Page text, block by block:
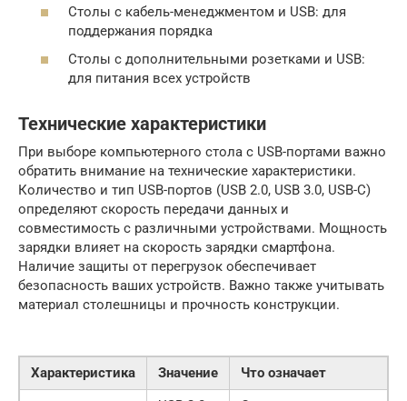
Столы с кабель-менеджментом и USB: для
поддержания порядка
Столы с дополнительными розетками и USB:
для питания всех устройств
Технические характеристики
При выборе компьютерного стола с USB-портами важно
обратить внимание на технические характеристики.
Количество и тип USB-портов (USB 2.0, USB 3.0, USB-C)
определяют скорость передачи данных и
совместимость с различными устройствами. Мощность
зарядки влияет на скорость зарядки смартфона.
Наличие защиты от перегрузок обеспечивает
безопасность ваших устройств. Важно также учитывать
материал столешницы и прочность конструкции.
Характеристика Значение Что означает